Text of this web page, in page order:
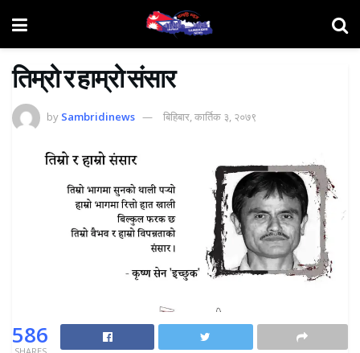
तिम्रो र हाम्रो संसार
by Sambridinews बिहिबार, कार्तिक ३, २०७९
586